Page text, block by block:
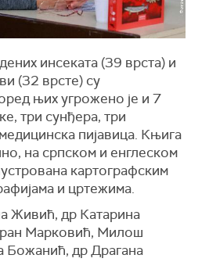
инсеката (39 врста) и
(32 врсте) су
њих угрожено је и 7
три сунђера, три
пијавица. Књига
на српском и енглеском
картографским
и цртежима.
Живић, др Катарина
Марковић, Милош
Божанић, др Драгана